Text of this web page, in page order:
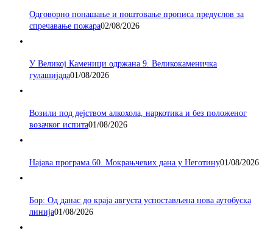
Одговорно понашање и поштовање прописа предуслов за
спречавање пожара02/08/2026
У Великој Каменици одржана 9. Великокаменичка
гулашијада01/08/2026
Возили под дејством алкохола, наркотика и без положеног
возачког испита01/08/2026
Најава програма 60. Мокрањчевих дана у Неготину01/08/2026
Бор: Од данас до краја августа успостављена нова аутобуска
линија01/08/2026